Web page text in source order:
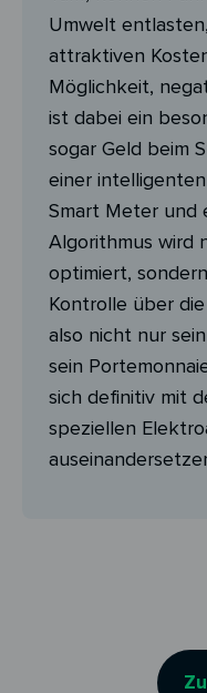
Umwelt
attraktiven
Möglichkeit,
ist dabei ein
sogar Geld beim
einer
Smart Meter und
Algorithmus wird
optimiert,
Kontrolle über
also nicht nur
sein
sich definitiv mit
speziellen